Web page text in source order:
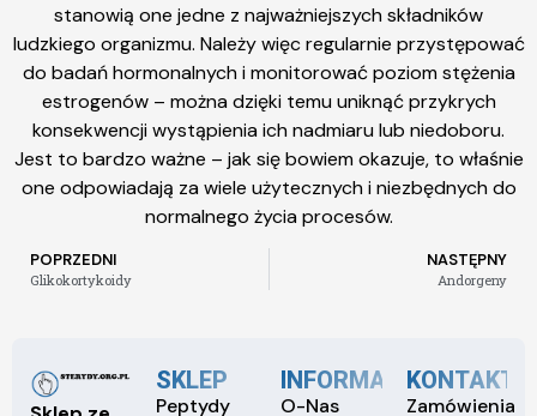
stanowią one jedne z najważniejszych składników
ludzkiego organizmu. Należy więc regularnie przystępować
do badań hormonalnych i monitorować poziom stężenia
estrogenów – można dzięki temu uniknąć przykrych
konsekwencji wystąpienia ich nadmiaru lub niedoboru.
Jest to bardzo ważne – jak się bowiem okazuje, to właśnie
one odpowiadają za wiele użytecznych i niezbędnych do
normalnego życia procesów.
POPRZEDNI
Glikokortykoidy
NASTĘPNY
Andorgeny
SKLEP
Peptydy
INFORMACJE
O-Nas
KONTAKT
Zamówienia